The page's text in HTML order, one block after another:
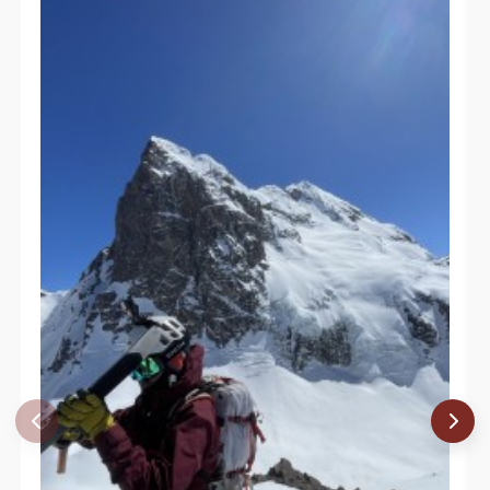
Hektor S A Monteiro
Álvaro Vivanco
20/11/05
David Valdés
Juan Francisco Bustos
Felipe Ochsenius
Javier Echecopar
22/01/05
Rodrigo Colipi
12/12/04
Andrés Guzmán, Roberto Olivares,
Rodrigo, Cristian
28/11/04
Daniel Sepulveda(Coloro), Nico Negro,
04/03/04 Miguel Barrios